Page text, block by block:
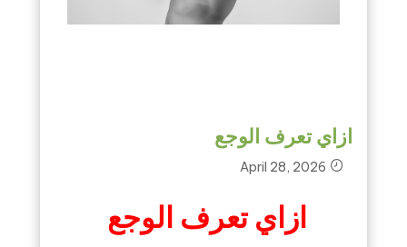
ازاي تعرف الوجع
April 28, 2026
ازاي تعرف الوجع